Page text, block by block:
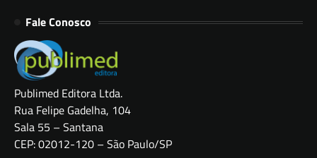
Fale Conosco
Publimed Editora Ltda.
Rua Felipe Gadelha, 104
Sala 55 – Santana
CEP: 02012-120 – São Paulo/SP